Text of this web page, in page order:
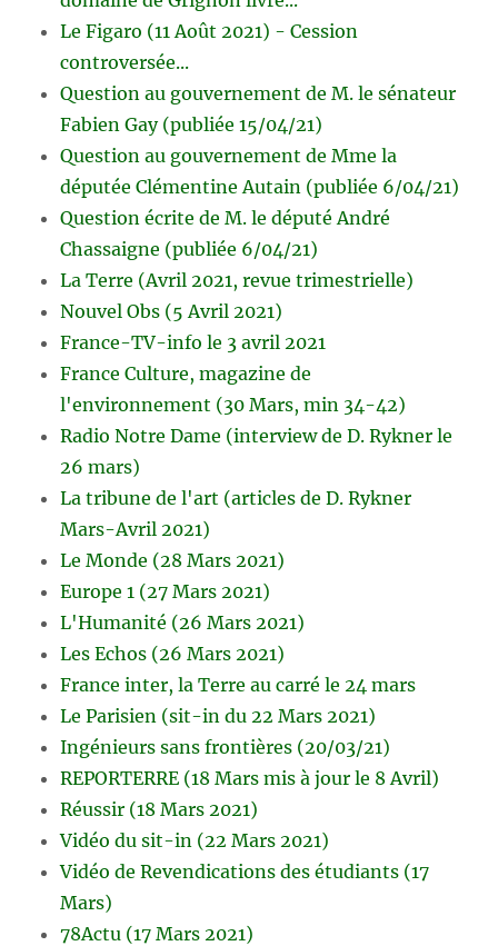
Le Figaro (11 Août 2021) - Cession
controversée...
Question au gouvernement de M. le sénateur
Fabien Gay (publiée 15/04/21)
Question au gouvernement de Mme la
députée Clémentine Autain (publiée 6/04/21)
Question écrite de M. le député André
Chassaigne (publiée 6/04/21)
La Terre (Avril 2021, revue trimestrielle)
Nouvel Obs (5 Avril 2021)
France-TV-info le 3 avril 2021
France Culture, magazine de
l'environnement (30 Mars, min 34-42)
Radio Notre Dame (interview de D. Rykner le
26 mars)
La tribune de l'art (articles de D. Rykner
Mars-Avril 2021)
Le Monde (28 Mars 2021)
Europe 1 (27 Mars 2021)
L'Humanité (26 Mars 2021)
Les Echos (26 Mars 2021)
France inter, la Terre au carré le 24 mars
Le Parisien (sit-in du 22 Mars 2021)
Ingénieurs sans frontières (20/03/21)
REPORTERRE (18 Mars mis à jour le 8 Avril)
Réussir (18 Mars 2021)
Vidéo du sit-in (22 Mars 2021)
Vidéo de Revendications des étudiants (17
Mars)
78Actu (17 Mars 2021)